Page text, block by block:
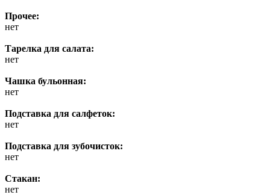
Прочее:
нет
Тарелка для салата:
нет
Чашка бульонная:
нет
Подставка для салфеток:
нет
Подставка для зубочисток:
нет
Стакан:
нет